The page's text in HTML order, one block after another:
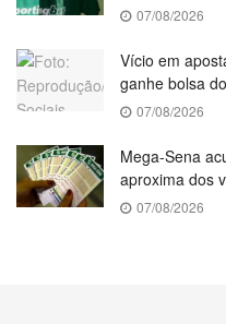
07/08/2026
Vício em
ganhe bolsa
07/08/2026
Mega-Sena
aproxima dos
07/08/2026